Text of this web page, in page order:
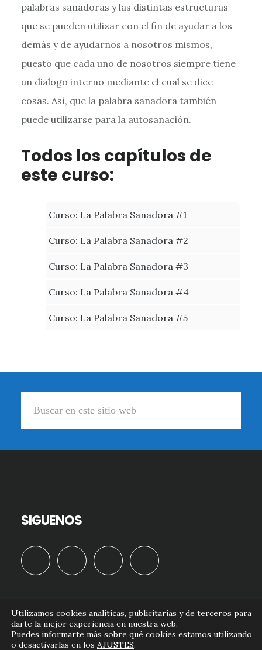
palabras sanadoras y las distintas estructuras
que se pueden utilizar con el fin de ayudar a los
demás y de ayudarnos a nosotros mismos,
puesto que cada uno de nosotros siempre tiene
un dialogo interno mediante el cual se dice
cosas. Así, que la palabra sanadora también
puede utilizarse para la autosanación.
Todos los capítulos de
este curso:
Curso: La Palabra Sanadora #1
Curso: La Palabra Sanadora #2
Curso: La Palabra Sanadora #3
Curso: La Palabra Sanadora #4
Curso: La Palabra Sanadora #5
SIGUENOS
formacion.doctornougues.com© 2026
Utilizamos cookies analíticas, publicitarias y de terceros para
darte la mejor experiencia en nuestra web.
Puedes informarte más sobre qué cookies estamos utilizando
o desactivarlas en los AJUSTES.